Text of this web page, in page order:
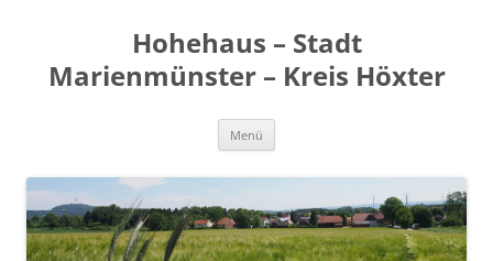
Hohehaus – Stadt
Marienmünster – Kreis Höxter
Menü